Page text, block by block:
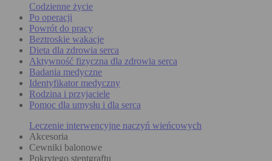
Codzienne życie
Po operacji
Powrót do pracy
Beztroskie wakacje
Dieta dla zdrowia serca
Aktywność fizyczna dla zdrowia serca
Badania medyczne
Identyfikator medyczny
Rodzina i przyjaciele
Pomoc dla umysłu i dla serca
Leczenie interwencyjne naczyń wieńcowych
Akcesoria
Cewniki balonowe
Pokrytego stentgraftu